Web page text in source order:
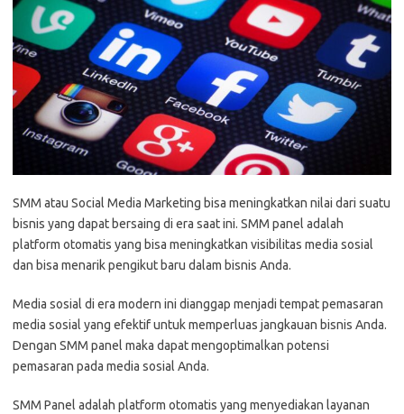
SMM atau Social Media Marketing bisa meningkatkan nilai dari suatu
bisnis yang dapat bersaing di era saat ini. SMM panel adalah
platform otomatis yang bisa meningkatkan visibilitas media sosial
dan bisa menarik pengikut baru dalam bisnis Anda.
Media sosial di era modern ini dianggap menjadi tempat pemasaran
media sosial yang efektif untuk memperluas jangkauan bisnis Anda.
Dengan SMM panel maka dapat mengoptimalkan potensi
pemasaran pada media sosial Anda.
SMM Panel adalah platform otomatis yang menyediakan layanan